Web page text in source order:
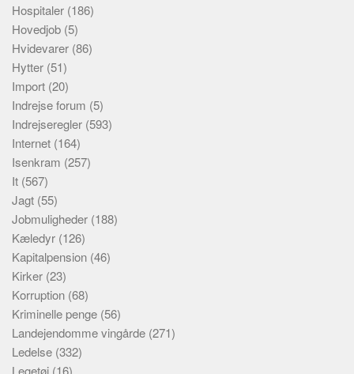
Hospitaler (186)
Hovedjob (5)
Hvidevarer (86)
Hytter (51)
Import (20)
Indrejse forum (5)
Indrejseregler (593)
Internet (164)
Isenkram (257)
It (567)
Jagt (55)
Jobmuligheder (188)
Kæledyr (126)
Kapitalpension (46)
Kirker (23)
Korruption (68)
Kriminelle penge (56)
Landejendomme vingårde (271)
Ledelse (332)
Legetøj (16)